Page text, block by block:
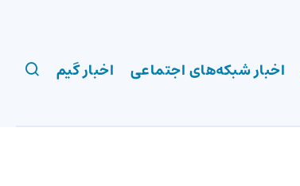
اخبار شبکه‌های اجتماعی اخبار گیم